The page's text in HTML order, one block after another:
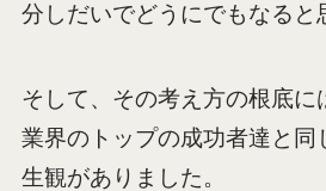
分しだいでどうにでもなると
そして、その考え方の根底に
業界のトップの成功者達と同
生観がありました。